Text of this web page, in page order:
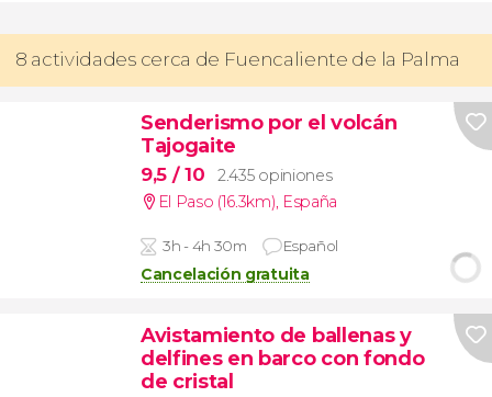
8 actividades cerca de Fuencaliente de la Palma
Senderismo por el volcán
Tajogaite
9,5 / 10
2.435 opiniones
El Paso (16.3km), España
3h - 4h 30m Español
Cancelación gratuita
Avistamiento de ballenas y
delfines en barco con fondo
de cristal